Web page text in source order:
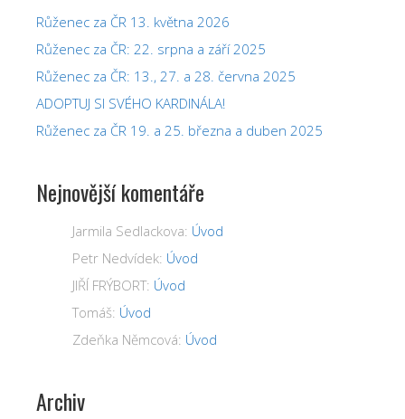
Růženec za ČR 13. května 2026
Růženec za ČR: 22. srpna a září 2025
Růženec za ČR: 13., 27. a 28. června 2025
ADOPTUJ SI SVÉHO KARDINÁLA!
Růženec za ČR 19. a 25. března a duben 2025
Nejnovější komentáře
Jarmila Sedlackova: Úvod
Petr Nedvídek: Úvod
JIŘÍ FRÝBORT: Úvod
Tomáš: Úvod
Zdeňka Němcová: Úvod
Archiv